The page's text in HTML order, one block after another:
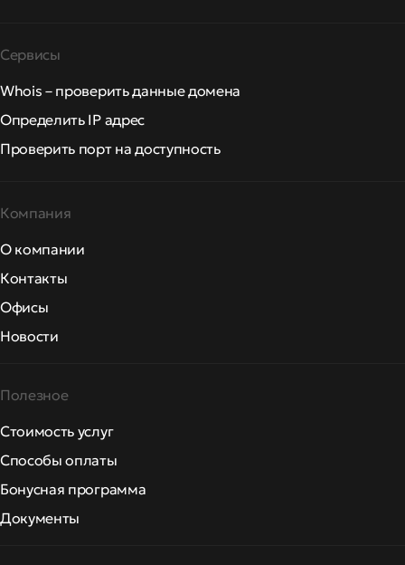
Сервисы
Whois – проверить данные домена
Определить IP адрес
Проверить порт на доступность
Компания
О компании
Контакты
Офисы
Новости
Полезное
Стоимость услуг
Способы оплаты
Бонусная программа
Документы